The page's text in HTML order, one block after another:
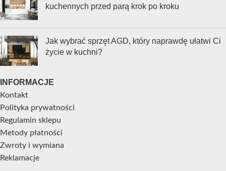
kuchennych przed parą krok po kroku
Jak wybrać sprzęt AGD, który naprawdę ułatwi Ci
życie w kuchni?
INFORMACJE
Kontakt
Polityka prywatności
Regulamin sklepu
Metody płatności
Zwroty i wymiana
Reklamacje